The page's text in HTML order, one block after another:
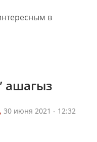
в
ашагыз
30 июня 2021 - 12:32